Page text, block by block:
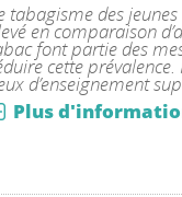
tabagisme des
en comparaison
font partie des
cette
d’enseignement
Plus